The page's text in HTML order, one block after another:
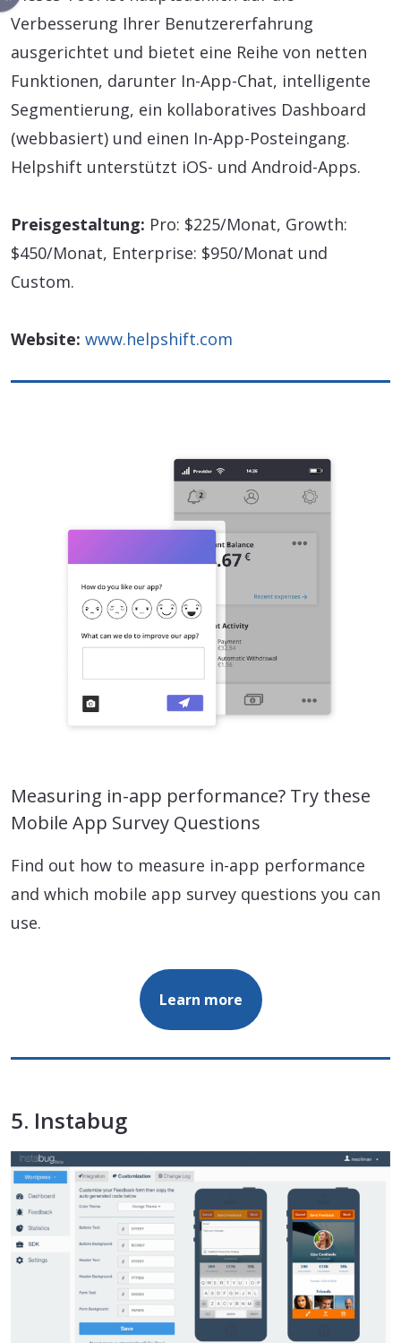
Verbesserung Ihrer Benutzererfahrung
ausgerichtet und bietet eine Reihe von netten
Funktionen, darunter In-App-Chat, intelligente
Segmentierung, ein kollaboratives Dashboard
(webbasiert) und einen In-App-Posteingang.
Helpshift unterstützt iOS- und Android-Apps.
Preisgestaltung: Pro: $225/Monat, Growth:
$450/Monat, Enterprise: $950/Monat und
Custom.
Website: www.helpshift.com
Measuring in-app performance? Try these
Mobile App Survey Questions
Find out how to measure in-app performance
and which mobile app survey questions you can
use.
Learn more
5. Instabug